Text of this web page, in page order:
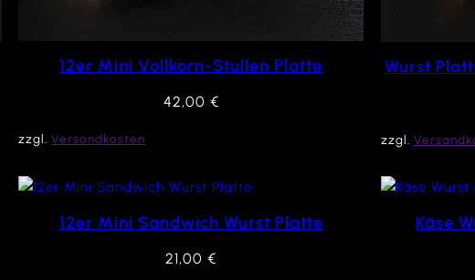
12er Mini Vollkorn-Stullen Platte
42,00 €
zzgl.Versandkosten
Wurst
zzgl.
12er Mini Sandwich Wurst Platte
21,00 €
Käse